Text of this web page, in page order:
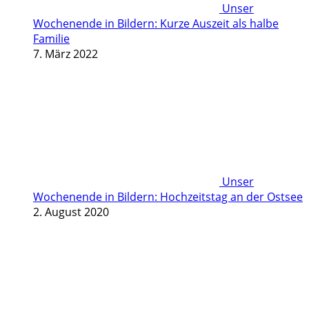
Unser
Wochenende in Bildern: Kurze Auszeit als halbe
Familie
7. März 2022
Unser
Wochenende in Bildern: Hochzeitstag an der Ostsee
2. August 2020